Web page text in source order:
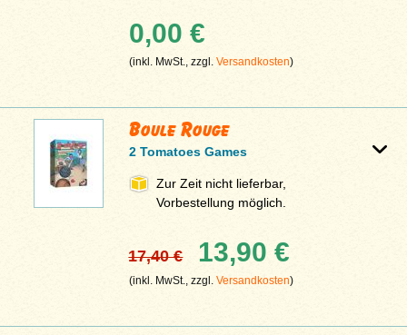
0,00 €
(inkl. MwSt., zzgl.Versandkosten)
Boule Rouge
2 Tomatoes Games
Zur Zeit nicht lieferbar,
Vorbestellung möglich.
17,40 € 13,90 €
(inkl. MwSt., zzgl.Versandkosten)